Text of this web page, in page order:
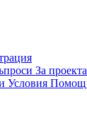
За проекта
Условия Помощ